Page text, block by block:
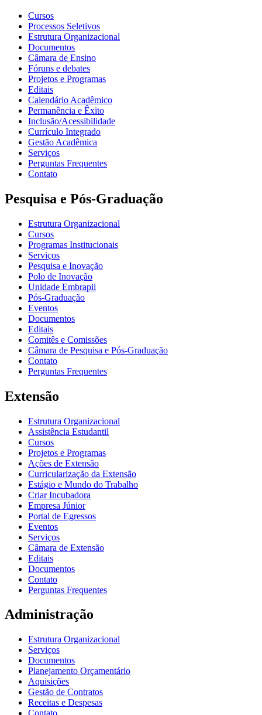
Cursos
Processos Seletivos
Estrutura Organizacional
Documentos
Câmara de Ensino
Fóruns e debates
Projetos e Programas
Editais
Calendário Acadêmico
Permanência e Êxito
Inclusão/Acessibilidade
Currículo Integrado
Gestão Acadêmica
Serviços
Perguntas Frequentes
Contato
Pesquisa e Pós-Graduação
Estrutura Organizacional
Cursos
Programas Institucionais
Serviços
Pesquisa e Inovação
Polo de Inovação
Unidade Embrapii
Pós-Graduação
Eventos
Documentos
Editais
Comitês e Comissões
Câmara de Pesquisa e Pós-Graduação
Contato
Perguntas Frequentes
Extensão
Estrutura Organizacional
Assistência Estudantil
Cursos
Projetos e Programas
Ações de Extensão
Curricularização da Extensão
Estágio e Mundo do Trabalho
Criar Incubadora
Empresa Júnior
Portal de Egressos
Eventos
Serviços
Câmara de Extensão
Editais
Documentos
Contato
Perguntas Frequentes
Administração
Estrutura Organizacional
Serviços
Documentos
Planejamento Orçamentário
Aquisições
Gestão de Contratos
Receitas e Despesas